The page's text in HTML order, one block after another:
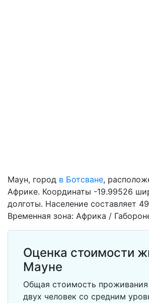
Маун, город в Ботсване,
Африке. Координаты -19.99526
долготы. Население составляет
Временная зона: Африка /
Оценка стоимости
Мауне
Общая стоимость
двух человек со средним